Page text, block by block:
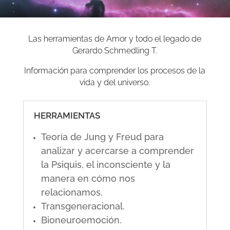
Las herramientas de Amor y todo el legado de
Gerardo Schmedling T.
Información para comprender los procesos de la
vida y del universo.
HERRAMIENTAS
Teoría de Jung y Freud para
analizar y acercarse a comprender
la Psiquis, el inconsciente y la
manera en cómo nos
relacionamos.
Transgeneracional.
Bioneuroemoción.